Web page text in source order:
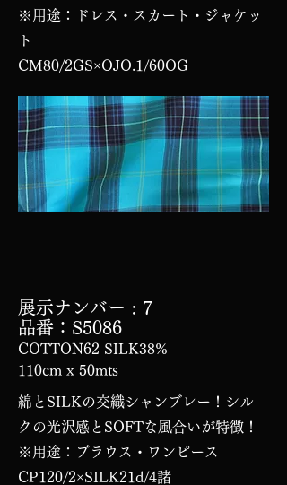
※用途：ドレス・スカート・ジャケッ
ト
CM80/2GS×OJO.1/60OG
展示ナンバー : 7
品番：S5086
COTTON62 SILK38%
110cm x 50mts
綿とSILKの交織シャンブレー！シル
クの光沢感とSOFTな風合いが特徴！
※用途：ブラウス・ワンピース
CP120/2×SILK21d/4諸